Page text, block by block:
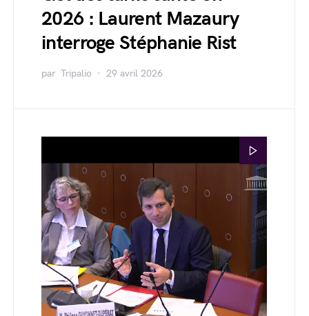
2026 : Laurent Mazaury
interroge Stéphanie Rist
par Tripalio 29 avril 2026